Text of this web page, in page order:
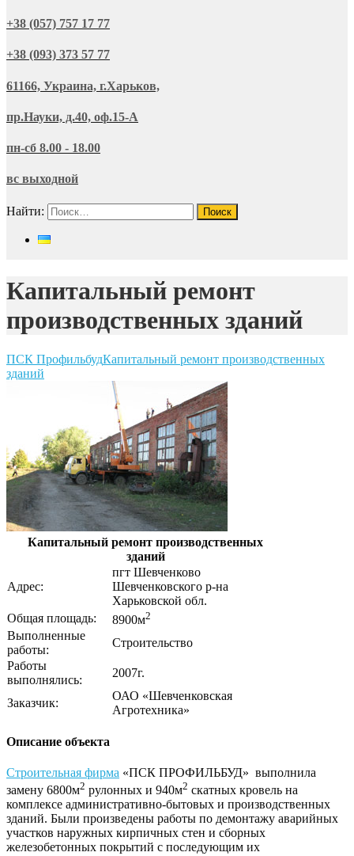
+38 (057) 757 17 77
+38 (093) 373 57 77
61166, Украина, г.Харьков,
пр.Науки, д.40, оф.15-А
пн-сб 8.00 - 18.00
вс выходной
Найти:
Капитальный ремонт
производственных зданий
ПСК ПрофильбудКапитальный ремонт производственных
зданий
Капитальный ремонт производственных
зданий
Адрес:
пгт Шевченково
Шевченковского р-на
Харьковской обл.
Общая площадь:
8900м2
Выполненные
работы:
Строительство
Работы
выполнялись:
2007г.
Заказчик:
ОАО «Шевченковская
Агротехника»
Описание объекта
Строительная фирма «ПСК ПРОФИЛЬБУД» выполнила
замену 6800м2 рулонных и 940м2 скатных кровель на
комплексе административно-бытовых и производственных
зданий. Были произведены работы по демонтажу аварийных
участков наружных кирпичных стен и сборных
железобетонных покрытий с последующим их